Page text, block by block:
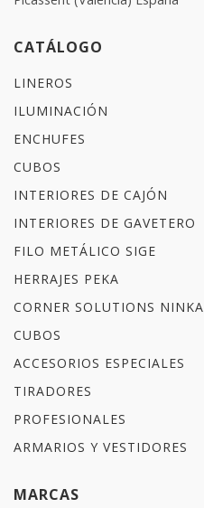
CATÁLOGO
LINEROS
ILUMINACIÓN
ENCHUFES
CUBOS
INTERIORES DE CAJÓN
INTERIORES DE GAVETERO
FILO METÁLICO SIGE
HERRAJES PEKA
CORNER SOLUTIONS NINKA
CUBOS
ACCESORIOS ESPECIALES
TIRADORES
PROFESIONALES
ARMARIOS Y VESTIDORES
MARCAS